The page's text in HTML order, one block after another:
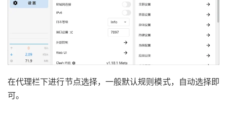
在代理栏下进行节点选择，一般默认规则模式，自动选择即
可。